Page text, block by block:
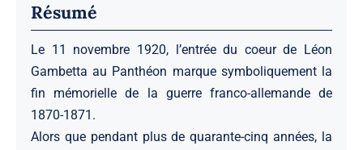
1870-
1871
-
Guide
la
Résumé
Le 11 novembre 1920, l’entrée du coeur de Léon
Gambetta au Panthéon marque symboliquement la
fin mémorielle de la guerre franco-allemande de
1870-1871.
Alors que pendant plus de quarante-cinq années, la